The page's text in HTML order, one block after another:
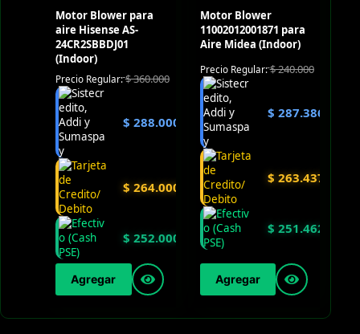
Motor Blower para
aire Hisense AS-
24CR2SBBDJ01
(Indoor)
Precio Regular:$360.000
$ 288.000
$ 264.000
$ 252.000
Agregar
Motor Blower
11002012001871 para
Aire Midea (Indoor)
Precio Regular:$240.000
$ 287.386
$ 263.437
$ 251.462
Agregar